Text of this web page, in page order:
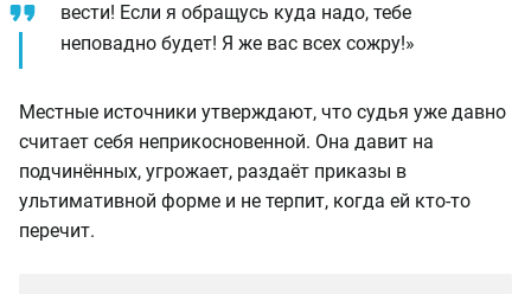
вести! Если я обращусь куда надо, тебе
неповадно будет! Я же вас всех сожру!»
Местные источники утверждают, что судья уже давно
считает себя неприкосновенной. Она давит на
подчинённых, угрожает, раздаёт приказы в
ультимативной форме и не терпит, когда ей кто-то
перечит.